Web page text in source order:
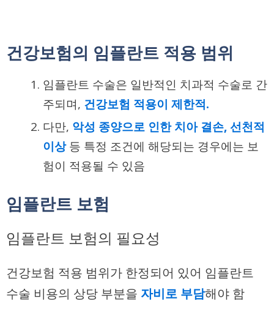
건강보험의 임플란트 적용 범위
임플란트 수술은 일반적인 치과적 수술로 간
주되며, 건강보험 적용이 제한적.
다만, 악성 종양으로 인한 치아 결손,선천적
이상등 특정 조건에 해당되는 경우에는 보
험이 적용될 수 있음
임플란트 보험
임플란트 보험의 필요성
건강보험 적용 범위가 한정되어 있어 임플란트
수술 비용의 상당 부분을 자비로 부담해야 함